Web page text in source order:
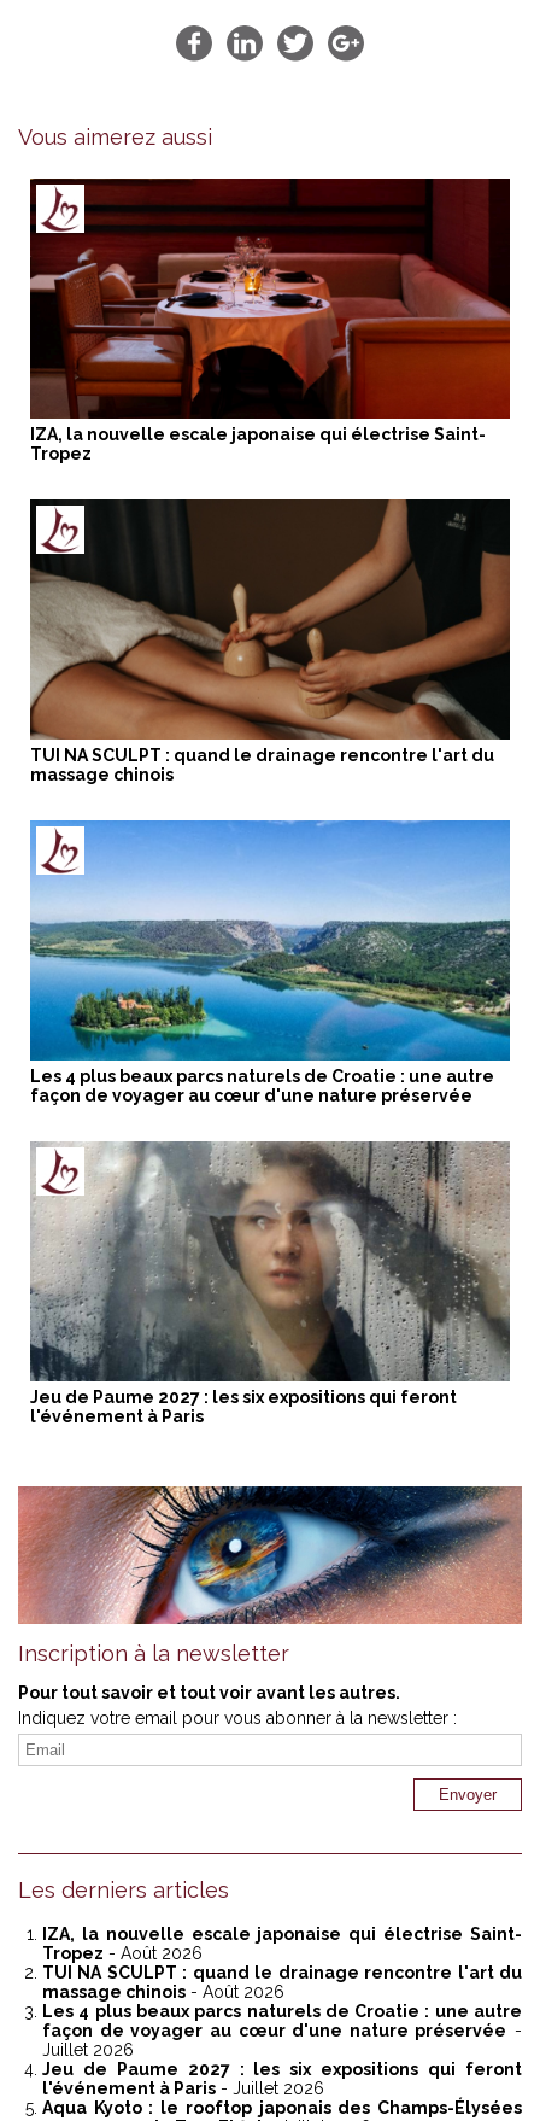
Vous aimerez aussi
IZA, la nouvelle escale japonaise qui électrise Saint-
Tropez
TUI NA SCULPT : quand le drainage rencontre l'art du
massage chinois
Les 4 plus beaux parcs naturels de Croatie : une autre
façon de voyager au cœur d'une nature préservée
Jeu de Paume 2027 : les six expositions qui feront
l'événement à Paris
Inscription à la newsletter
Pour tout savoir et tout voir avant les autres.
Indiquez votre email pour vous abonner à la newsletter :
Les derniers articles
IZA, la nouvelle escale japonaise qui électrise Saint-
Tropez - Août 2026
TUI NA SCULPT : quand le drainage rencontre l'art du
massage chinois - Août 2026
Les 4 plus beaux parcs naturels de Croatie : une autre
façon de voyager au cœur d'une nature préservée -
Juillet 2026
Jeu de Paume 2027 : les six expositions qui feront
l'événement à Paris - Juillet 2026
Aqua Kyoto : le rooftop japonais des Champs-Élysées